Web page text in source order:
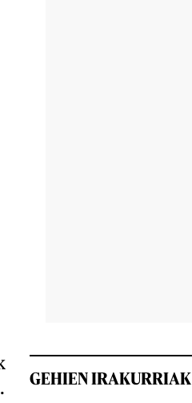
GEHIEN IRAKURRIAK